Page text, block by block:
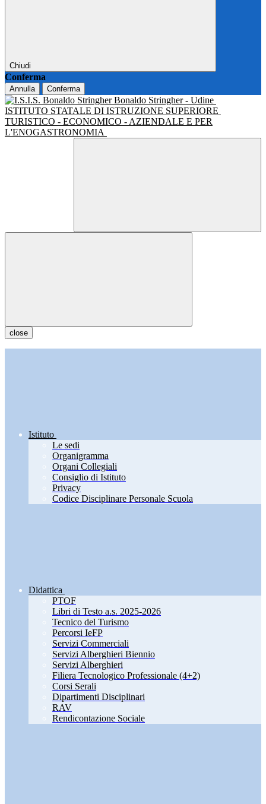
Chiudi
Conferma
Annulla Conferma
Bonaldo Stringher - Udine
ISTITUTO STATALE DI ISTRUZIONE SUPERIORE
TURISTICO - ECONOMICO - AZIENDALE E PER
L'ENOGASTRONOMIA
close
Istituto
Le sedi
Organigramma
Organi Collegiali
Consiglio di Istituto
Privacy
Codice Disciplinare Personale Scuola
Didattica
PTOF
Libri di Testo a.s. 2025-2026
Tecnico del Turismo
Percorsi IeFP
Servizi Commerciali
Servizi Alberghieri Biennio
Servizi Alberghieri
Filiera Tecnologico Professionale (4+2)
Corsi Serali
Dipartimenti Disciplinari
RAV
Rendicontazione Sociale